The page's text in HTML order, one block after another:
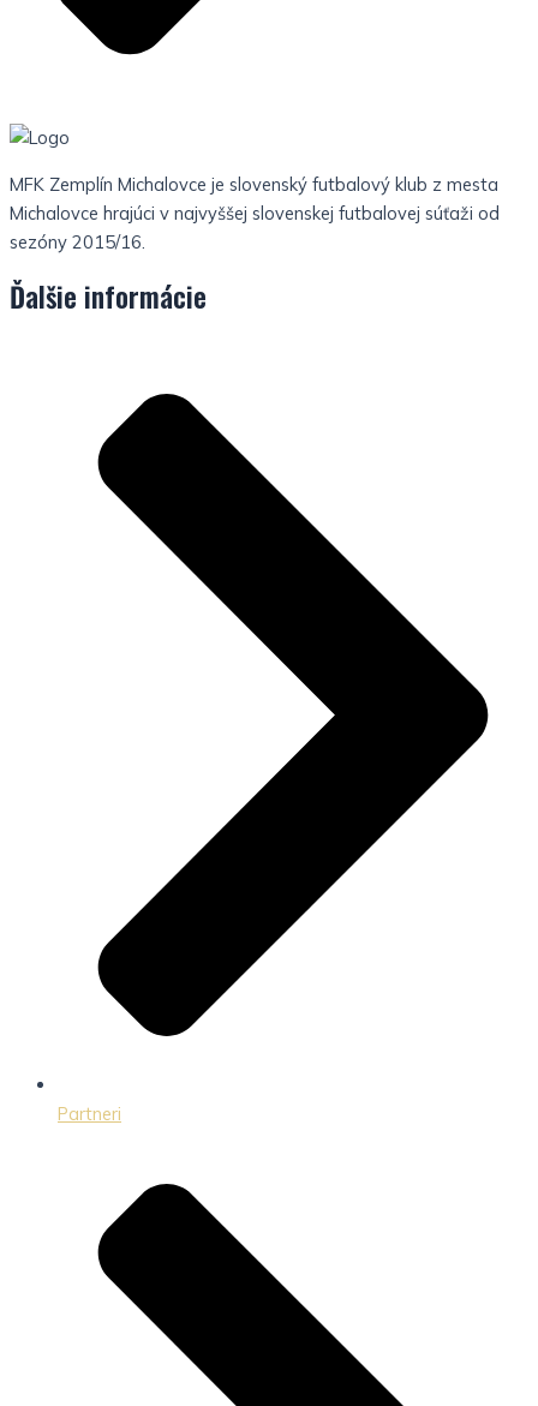
MFK Zemplín Michalovce je slovenský futbalový klub z mesta
Michalovce hrajúci v najvyššej slovenskej futbalovej súťaži od
sezóny 2015/16.
Ďalšie informácie
Partneri